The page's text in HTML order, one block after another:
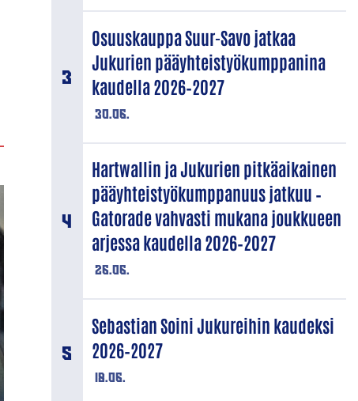
30.06.
Osuuskauppa Suur-Savo jatkaa
Jukurien pääyhteistyökumppanina
kaudella 2026–2027
26.06.
Hartwallin ja Jukurien pitkäaikainen
pääyhteistyökumppanuus jatkuu –
Gatorade vahvasti mukana joukkueen
arjessa kaudella 2026–2027
18.06.
Sebastian Soini Jukureihin kaudeksi
2026–2027